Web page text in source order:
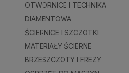
OTWORNICE I TECHNIKA
DIAMENTOWA
ŚCIERNICE I SZCZOTKI
MATERIAŁY ŚCIERNE
BRZESZCZOTY I FREZY